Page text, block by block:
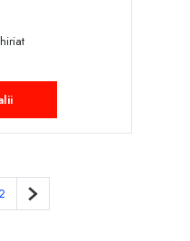
Pagina următoare